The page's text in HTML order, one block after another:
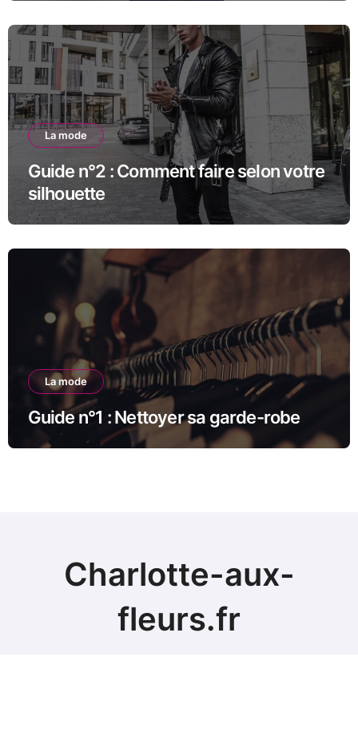
La mode
Guide n°2 : Comment faire selon votre
silhouette
La mode
Guide n°1 : Nettoyer sa garde-robe
Charlotte-aux-
fleurs.fr